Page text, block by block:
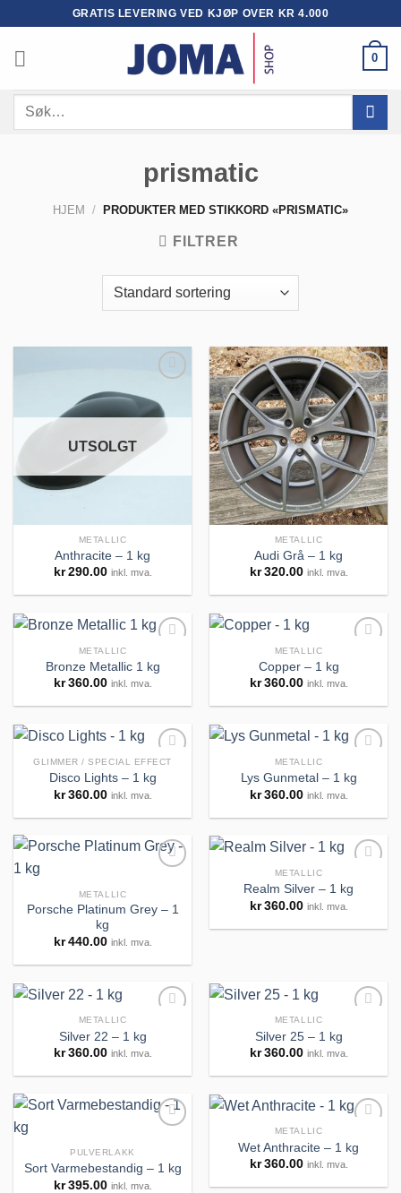
content
GRATIS LEVERING VED KJØP OVER KR 4.000
0
Søk
prismatic
HJEM / PRODUKTER MED STIKKORD «PRISMATIC»
FILTRER
UTSOLGT
METALLIC
Anthracite – 1 kg
kr 290.00 inkl. mva.
Legg til
huskeliste
METALLIC
Audi Grå – 1 kg
kr 320.00 inkl. mva.
Legg til
METALLIC
Bronze Metallic 1 kg
kr 360.00 inkl. mva.
Legg til
METALLIC
Copper – 1 kg
kr 360.00 inkl. mva.
Legg til
GLIMMER / SPECIAL EFFECT
Disco Lights – 1 kg
kr 360.00 inkl. mva.
Legg til
METALLIC
Lys Gunmetal – 1 kg
kr 360.00 inkl. mva.
Legg til
METALLIC
Porsche Platinum Grey – 1
kg
kr 440.00 inkl. mva.
Legg til
METALLIC
Realm Silver – 1 kg
kr 360.00 inkl. mva.
Legg til
METALLIC
Silver 22 – 1 kg
kr 360.00 inkl. mva.
Legg til
METALLIC
Silver 25 – 1 kg
kr 360.00 inkl. mva.
Legg til
huskeliste
PULVERLAKK
Sort Varmebestandig – 1 kg
kr 395.00 inkl. mva.
Legg til
METALLIC
Wet Anthracite – 1 kg
kr 360.00 inkl. mva.